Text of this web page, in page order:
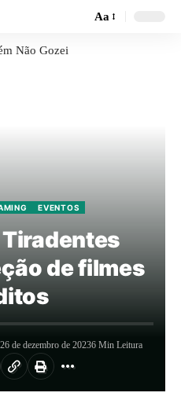
Aa
EVENTOS
de filmes
de dezembro de 20236 Min Leitura